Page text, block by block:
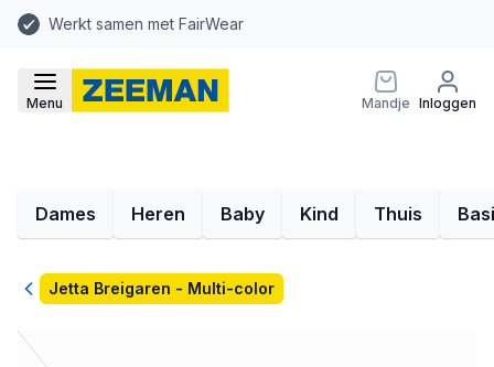
Werkt samen met FairWear
Menu Mandje Inloggen
Dames Heren Baby Kind Thuis
TerugJetta Breigaren - Multi-color